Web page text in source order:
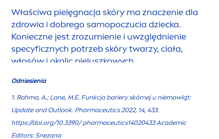
Właściwa pielęgnacja skóry ma znaczenie dla
zdrowia i dobrego samopoczucia dziecka.
Konieczne jest zrozumienie i uwzględnienie
specyficznych potrzeb skóry twarzy, ciała,
włosów i okolic pieluszkowych.
Odniesienia
1. Rahma, A.; Lane, M.E. Funkcja bariery skórnej u niemowląt:
Update and Outlook. Pharmaceutics 2022, 14, 433.
https://doi.org/10.3390/ pharmaceutics14020433 Academic
Editors: Snezana